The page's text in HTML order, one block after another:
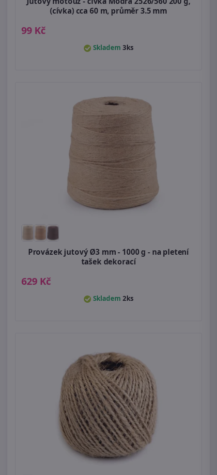
(cívka) cca 60 m, průměr 3.5 mm
99 Kč
Skladem 3ks
Provázek jutový Ø3 mm - 1000 g - na pletení
tašek dekorací
629 Kč
Skladem 2ks